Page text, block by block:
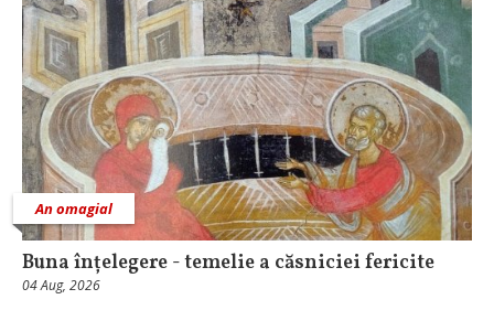
An omagial
Buna înțelegere - temelie a căsniciei fericite
04 Aug, 2026